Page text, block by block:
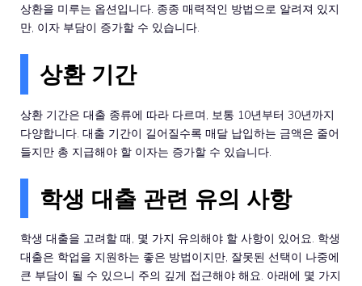
상환을 미루는 옵션입니다. 종종 매력적인 방법으로 알려져 있지
만, 이자 부담이 증가할 수 있습니다.
상환 기간
상환 기간은 대출 종류에 따라 다르며, 보통 10년부터 30년까지
다양합니다. 대출 기간이 길어질수록 매달 납입하는 금액은 줄어
들지만 총 지급해야 할 이자는 증가할 수 있습니다.
학생 대출 관련 유의 사항
학생 대출을 고려할 때, 몇 가지 유의해야 할 사항이 있어요. 학생
대출은 학업을 지원하는 좋은 방법이지만, 잘못된 선택이 나중에
큰 부담이 될 수 있으니 주의 깊게 접근해야 해요. 아래에 몇 가지